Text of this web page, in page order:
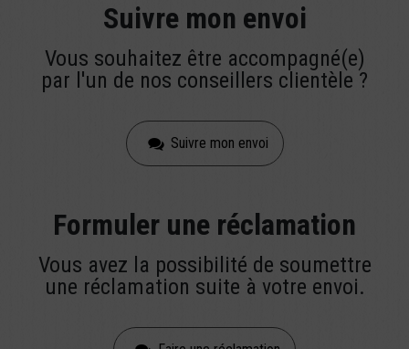
Suivre mon envoi
Vous souhaitez être accompagné(e)
par l'un de nos conseillers clientèle ?
Suivre mon envoi
Formuler une réclamation
Vous avez la possibilité de soumettre
une réclamation suite à votre envoi.